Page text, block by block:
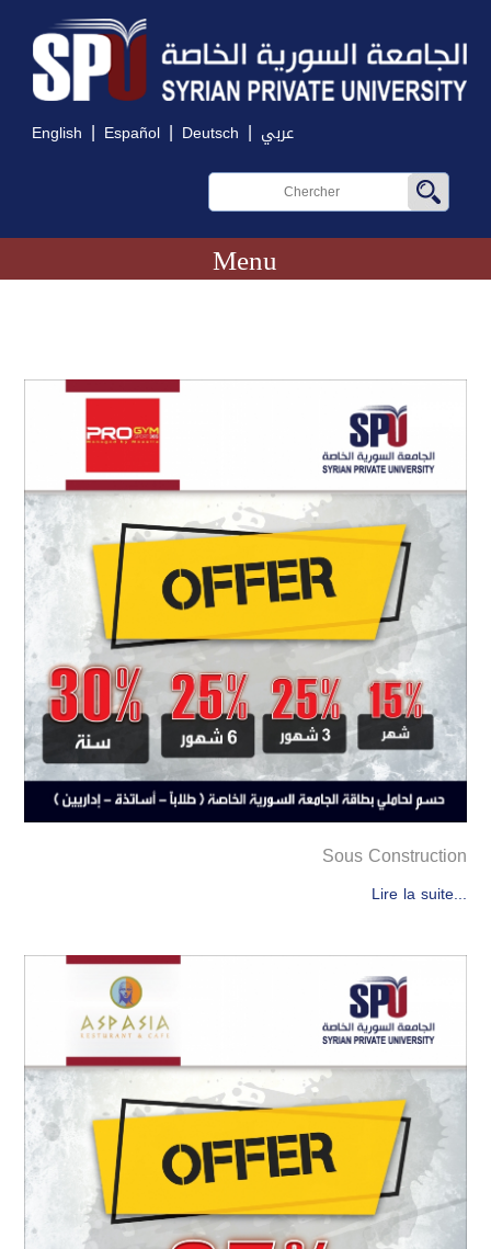
English | Español | Deutsch | عربي
Menu
Sous Construction
Lire la suite...